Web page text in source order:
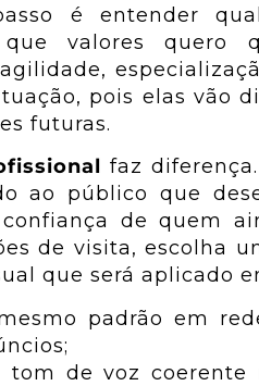
é entender
que valores quero
pois elas vão
futuras.
faz
ao público que
de quem
de visita, escolha
que será aplicado
padrão em
tom de voz coerente